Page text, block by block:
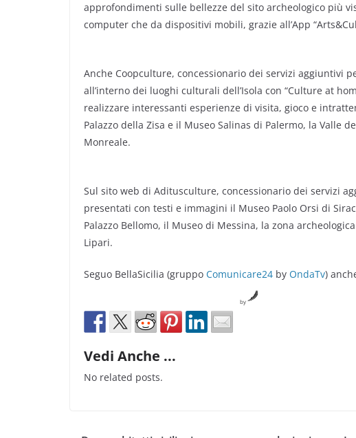
approfondimenti sulle bellezze del sito archeologico più
computer che da dispositivi mobili, grazie all’App
Anche Coopculture, concessionario dei servizi aggiuntivi
all’interno dei luoghi culturali dell’Isola con “Culture at
realizzare interessanti esperienze di visita, gioco e
Palazzo della Zisa e il Museo Salinas di Palermo, la Valle
Monreale.
Sul sito web di Aditusculture, concessionario dei servizi
presentati con testi e immagini il Museo Paolo Orsi di
Palazzo Bellomo, il Museo di Messina, la zona
Lipari.
Seguo BellaSicilia (gruppo Comunicare24 by OndaTv)
by
Vedi Anche ...
No related posts.